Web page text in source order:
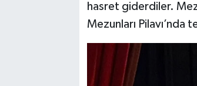
hasret giderdiler.
Mezunları Pilavı’nda